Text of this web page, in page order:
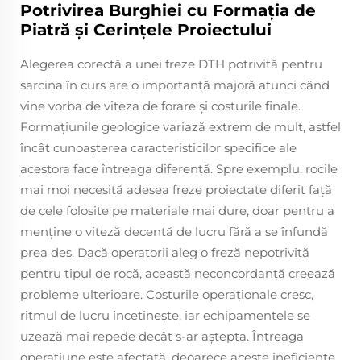
Potrivirea Burghiei cu Formația de
Piatră și Cerințele Proiectului
Alegerea corectă a unei freze DTH potrivită pentru
sarcina în curs are o importanță majoră atunci când
vine vorba de viteza de forare și costurile finale.
Formațiunile geologice variază extrem de mult, astfel
încât cunoașterea caracteristicilor specifice ale
acestora face întreaga diferență. Spre exemplu, rocile
mai moi necesită adesea freze proiectate diferit față
de cele folosite pe materiale mai dure, doar pentru a
menține o viteză decentă de lucru fără a se înfundă
prea des. Dacă operatorii aleg o freză nepotrivită
pentru tipul de rocă, această neconcordanță creează
probleme ulterioare. Costurile operaționale cresc,
ritmul de lucru încetinește, iar echipamentele se
uzează mai repede decât s-ar aștepta. Întreaga